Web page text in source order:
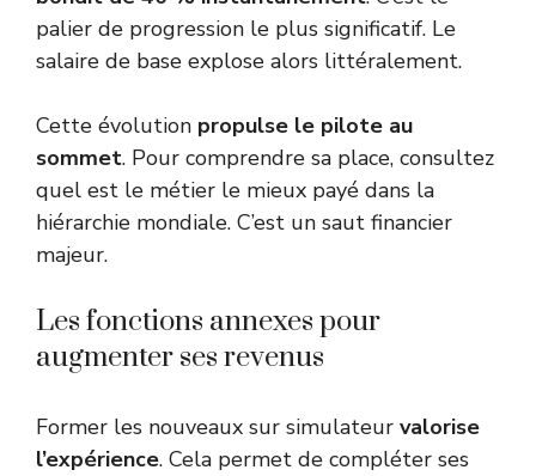
palier de progression le plus significatif. Le
salaire de base explose alors littéralement.
Cette évolution propulse le pilote au
sommet. Pour comprendre sa place, consultez
quel est le métier le mieux payé dans la
hiérarchie mondiale. C’est un saut financier
majeur.
Les fonctions annexes pour
augmenter ses revenus
Former les nouveaux sur simulateur valorise
l’expérience. Cela permet de compléter ses